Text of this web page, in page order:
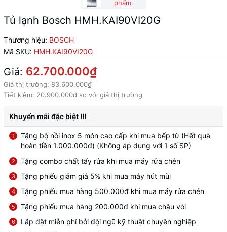
phẩm
Tủ lạnh Bosch HMH.KAI90VI20G
Thương hiệu: BOSCH
Mã SKU: HMH.KAI90VI20G
Giá: 62.700.000₫
Giá thị trường: 83.600.000₫
Tiết kiệm: 20.900.000₫ so với giá thị trường
Khuyến mãi đặc biệt !!!
1
Tặng bộ nồi inox 5 món cao cấp khi mua bếp từ (Hết quà
hoàn tiền 1.000.000đ) (Không áp dụng với 1 số SP)
2 Tặng combo chất tẩy rửa khi mua máy rửa chén
3 Tặng phiếu giảm giá 5% khi mua máy hút mùi
4 Tặng phiếu mua hàng 500.000đ khi mua máy rửa chén
5 Tặng phiếu mua hàng 200.000đ khi mua chậu vòi
6 Lắp đặt miễn phí bởi đội ngũ kỹ thuật chuyên nghiệp